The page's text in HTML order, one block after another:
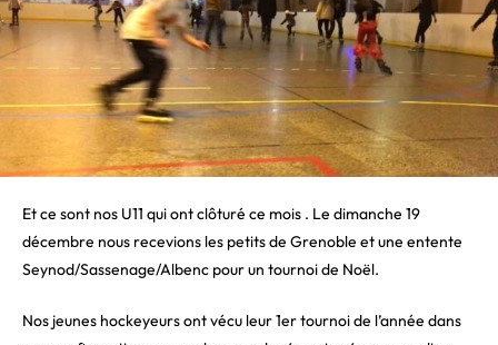
Et ce sont nos U11 qui ont clôturé ce mois . Le dimanche 19
décembre nous recevions les petits de Grenoble et une entente
Seynod/Sassenage/Albenc pour un tournoi de Noël.
Nos jeunes hockeyeurs ont vécu leur 1er tournoi de l’année dans